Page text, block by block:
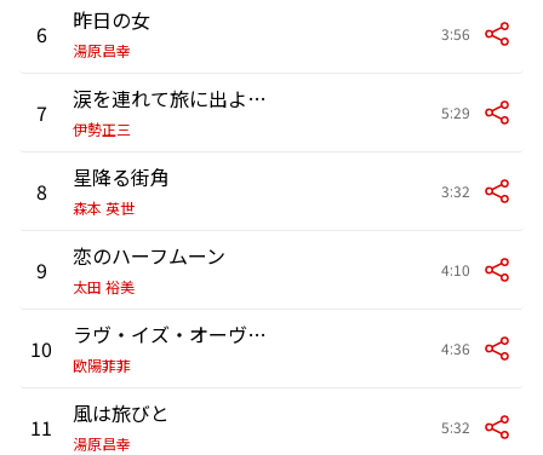
6 昨日の女
湯原昌幸
3:56
7 涙を連れて旅に出ようか
伊勢正三
5:29
8 星降る街角
森本 英世
3:32
9 恋のハーフムーン
太田 裕美
4:10
10 ラヴ・イズ・オーヴァー
欧陽菲菲
4:36
11 風は旅びと
湯原昌幸
5:32